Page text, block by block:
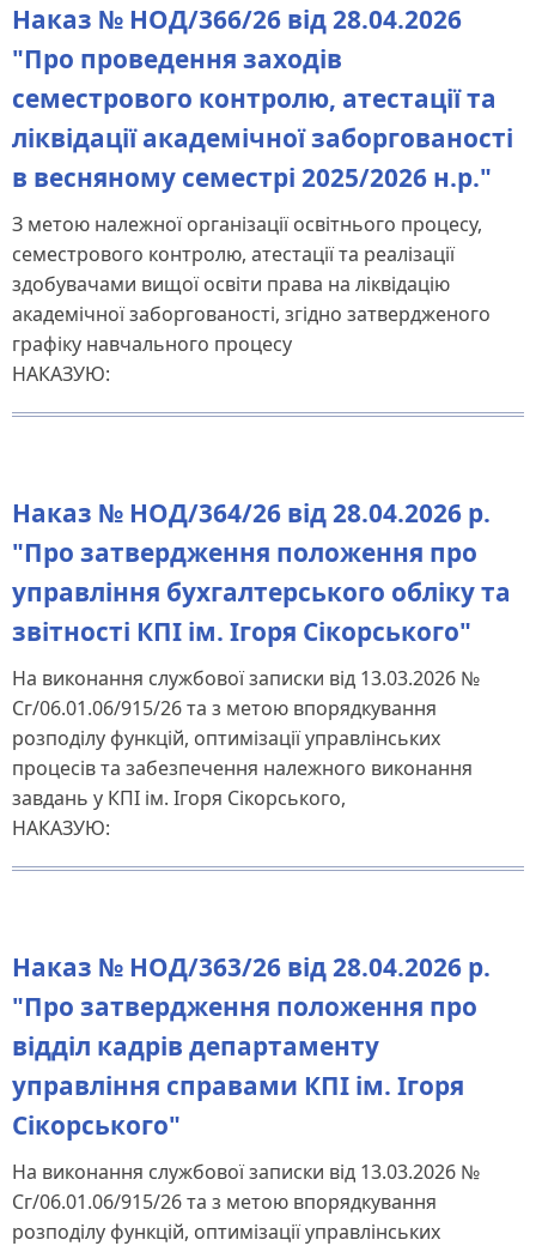
Наказ № НОД/366/26 від 28.04.2026
"Про проведення заходів
семестрового контролю, атестації та
ліквідації академічної заборгованості
в весняному семестрі 2025/2026 н.р."
З метою належної організації освітнього процесу,
семестрового контролю, атестації та реалізації
здобувачами вищої освіти права на ліквідацію
академічної заборгованості, згідно затвердженого
графіку навчального процесу
НАКАЗУЮ:
Наказ № НОД/364/26 від 28.04.2026 р.
"Про затвердження положення про
управління бухгалтерського обліку та
звітності КПІ ім. Ігоря Сікорського"
На виконання службової записки від 13.03.2026 №
Сг/06.01.06/915/26 та з метою впорядкування
розподілу функцій, оптимізації управлінських
процесів та забезпечення належного виконання
завдань у КПІ ім. Ігоря Сікорського,
НАКАЗУЮ:
Наказ № НОД/363/26 від 28.04.2026 р.
"Про затвердження положення про
відділ кадрів департаменту
управління справами КПІ ім. Ігоря
Сікорського"
На виконання службової записки від 13.03.2026 №
Сг/06.01.06/915/26 та з метою впорядкування
розподілу функцій, оптимізації управлінських